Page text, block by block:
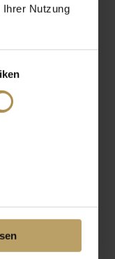
Ihrer Nutzung